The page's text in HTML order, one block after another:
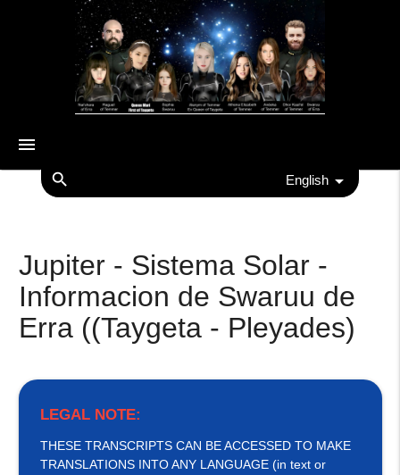
menu
search English
Jupiter - Sistema Solar -
Informacion de Swaruu de
Erra ((Taygeta - Pleyades)
LEGAL NOTE:
THESE TRANSCRIPTS CAN BE ACCESSED TO MAKE
TRANSLATIONS INTO ANY LANGUAGE (in text or